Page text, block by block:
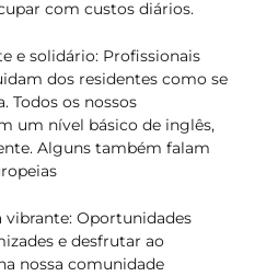
com custos diários.
e solidário: Profissionais
dos residentes como se
Todos os nossos
um nível básico de inglês,
Alguns também falam
Oportunidades
e desfrutar ao
nossa comunidade